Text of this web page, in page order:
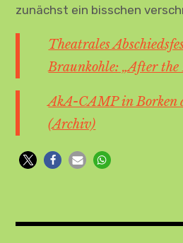
zunächst ein bisschen
Theatrales
Braunkohle: „After
AkA-CAMP in Borken
(Archiv)